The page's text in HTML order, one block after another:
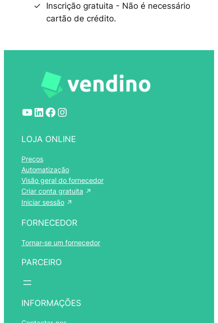
Inscrição gratuita - Não é necessário
cartão de crédito.
YouTube LinkedIn Facebook Instagram
LOJA ONLINE
Preços
Automatização
Visão geral do fornecedor
Criar conta gratuita
Iniciar sessão
FORNECEDOR
Tornar-se um fornecedor
PARCEIRO
INFORMAÇÕES